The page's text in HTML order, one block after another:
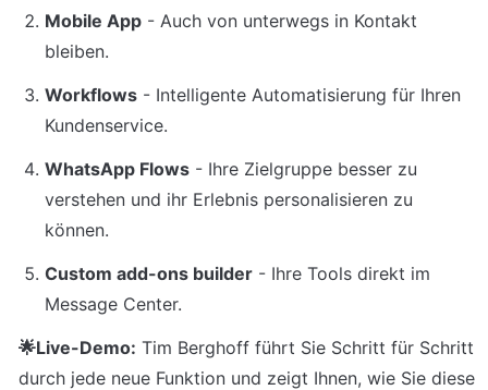
Mobile App - Auch von unterwegs in Kontakt
bleiben.
Workflows - Intelligente Automatisierung für Ihren
Kundenservice.
WhatsApp Flows - Ihre Zielgruppe besser zu
verstehen und ihr Erlebnis personalisieren zu
können.
Custom add-ons builder - Ihre Tools direkt im
Message Center.
🌟Live-Demo: Tim Berghoff führt Sie Schritt für Schritt
durch jede neue Funktion und zeigt Ihnen, wie Sie diese